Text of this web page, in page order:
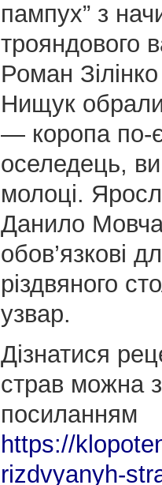
пампух” з
трояндового
Роман
Нищук
— коропа по-
оселедець,
молоці.
Данило
обов’язкові
різдвяного
узвар.
Дізнатися
страв можна
посиланням
https://
rizdvyanyh-